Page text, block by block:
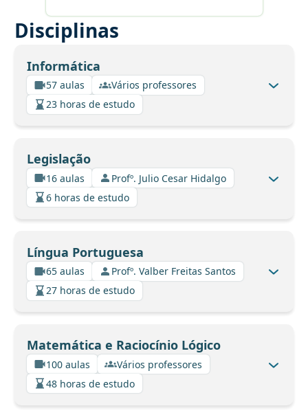
Disciplinas
Informática
57 aulas
Vários professores
23 horas de estudo
Legislação
16 aulas
Profº. Julio Cesar Hidalgo
6 horas de estudo
Língua Portuguesa
65 aulas
Profº. Valber Freitas Santos
27 horas de estudo
Matemática e Raciocínio Lógico
100 aulas
Vários professores
48 horas de estudo